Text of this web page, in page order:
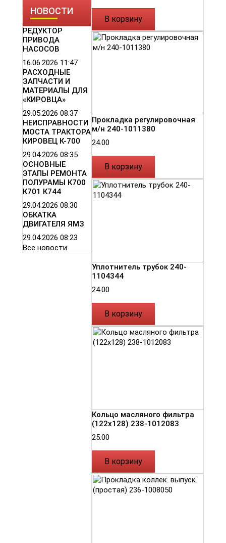
НОВОСТИ
РЕДУКТОР
ПРИВОДА
НАСОСОВ
16.06.2026 11:47
РАСХОДНЫЕ
ЗАПЧАСТИ И
МАТЕРИАЛЫ ДЛЯ
«КИРОВЦА»
29.05.2026 08:37
НЕИСПРАВНОСТИ
МОСТА ТРАКТОРА
КИРОВЕЦ К-700
29.04.2026 08:35
ОСНОВНЫЕ
ЭТАПЫ РЕМОНТА
ПОЛУРАМЫ К700
К701 К744
29.04.2026 08:30
ОБКАТКА
ДВИГАТЕЛЯ ЯМЗ
29.04.2026 08:23
Все новости
В корзину
Прокладка регулировочная
м/н 240-1011380
24.00
В корзину
Уплотнитель трубок 240-
1104344
24.00
В корзину
Кольцо масляного фильтра
(122х128) 238-1012083
25.00
В корзину